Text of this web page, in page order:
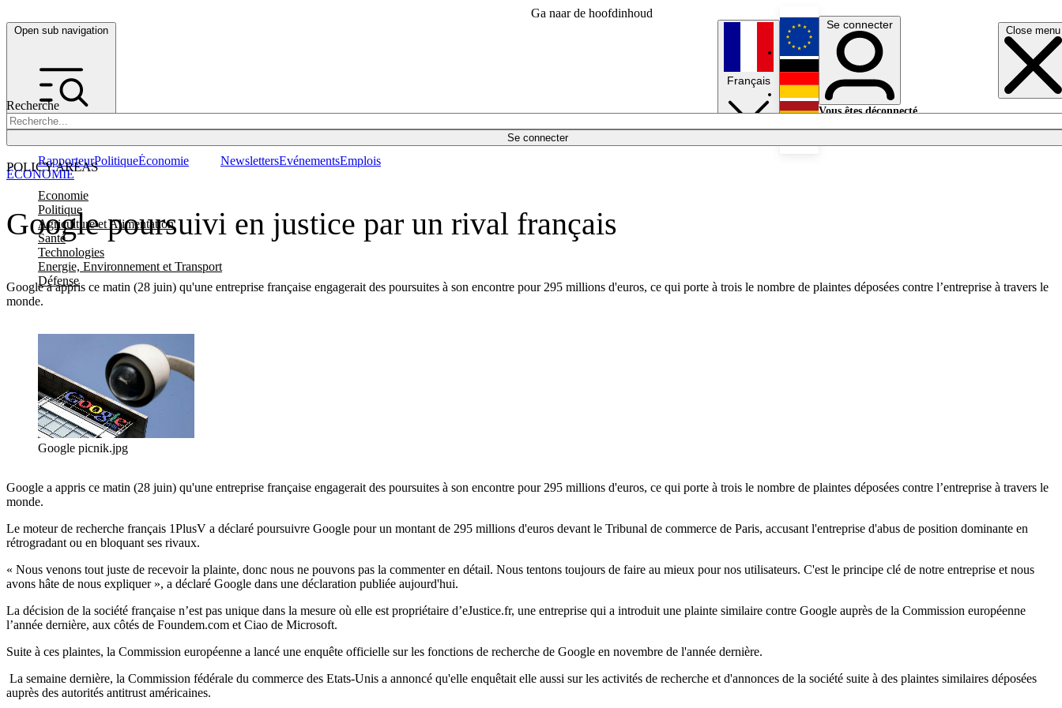
Ga naar de hoofdinhoud
Open sub navigation Close menu
Recherche
Se connecter
POLICY AREAS
Economie
Politique
Agriculture et Alimentation
Santé
Technologies
Energie, Environnement et Transport
Défense
RapporteurPolitiqueÉconomie NewslettersEvénementsEmplois
Français
English
Deutsch
Se connecter
Vous êtes déconnecté.
Google poursuivi en justice par un rival français
Google a appris ce matin (28 juin) qu'une entreprise française engagerait des poursuites à son encontre pour 295 millions d'euros, ce qui porte à trois le nombre de plaintes déposées contre l’entreprise à travers le
monde.
ÉCONOMIE
Google picnik.jpg
Google a appris ce matin (28 juin) qu'une entreprise française engagerait des poursuites à son encontre pour 295 millions d'euros, ce qui porte à trois le nombre de plaintes déposées contre l’entreprise à travers le
monde.
Le moteur de recherche français 1PlusV a déclaré poursuivre Google pour un montant de 295 millions d'euros devant le Tribunal de commerce de Paris, accusant l'entreprise d'abus de position dominante en
rétrogradant ou en bloquant ses rivaux.
« Nous venons tout juste de recevoir la plainte, donc nous ne pouvons pas la commenter en détail. Nous tentons toujours de faire au mieux pour nos utilisateurs. C'est le principe clé de notre entreprise et nous
avons hâte de nous expliquer », a déclaré Google dans une déclaration publiée aujourd'hui.
La décision de la société française n’est pas unique dans la mesure où elle est propriétaire d’eJustice.fr, une entreprise qui a introduit une plainte similaire contre Google auprès de la Commission européenne
l’année dernière, aux côtés de Foundem.com et Ciao de Microsoft.
Suite à ces plaintes, la Commission européenne a lancé une enquête officielle sur les fonctions de recherche de Google en novembre de l'année dernière.
La semaine dernière, la Commission fédérale du commerce des Etats-Unis a annoncé qu'elle enquêtait elle aussi sur les activités de recherche et d'annonces de la société suite à des plaintes similaires déposées
auprès des autorités antitrust américaines.